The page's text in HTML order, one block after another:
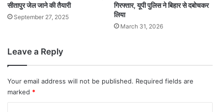
सीतापुर जेल जाने की तैयारी
September 27, 2025
गिरफ्तार, यूपी पुलिस ने बिहार से दबोचकर
लिया
March 31, 2026
Leave a Reply
Your email address will not be published. Required fields are
marked *